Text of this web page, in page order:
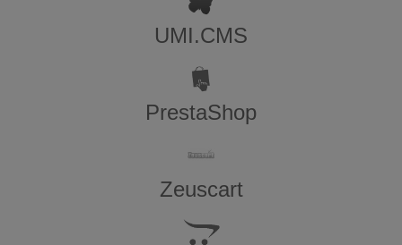
UMI.CMS
PrestaShop
Zeuscart